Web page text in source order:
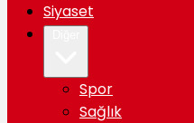
Siyaset
Spor
Sağlık